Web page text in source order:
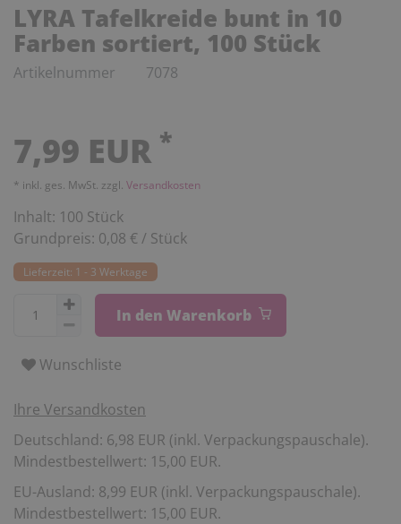
LYRA Tafelkreide bunt in 10
Farben sortiert, 100 Stück
Artikelnummer 7078
7,99 EUR *
* inkl. ges. MwSt. zzgl. Versandkosten
Inhalt: 100 Stück
Grundpreis: 0,08 € / Stück
Lieferzeit: 1 - 3 Werktage
In den Warenkorb
Wunschliste
Ihre Versandkosten
Deutschland: 6,98 EUR (inkl. Verpackungspauschale).
Mindestbestellwert: 15,00 EUR.
EU-Ausland: 8,99 EUR (inkl. Verpackungspauschale).
Mindestbestellwert: 15,00 EUR.